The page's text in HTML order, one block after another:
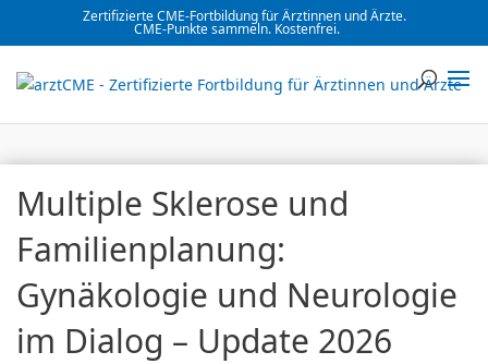
Zertifizierte CME-Fortbildung für Ärztinnen und Ärzte.
CME-Punkte sammeln. Kostenfrei.
Multiple Sklerose und
Familienplanung:
Gynäkologie und Neurologie
im Dialog – Update 2026